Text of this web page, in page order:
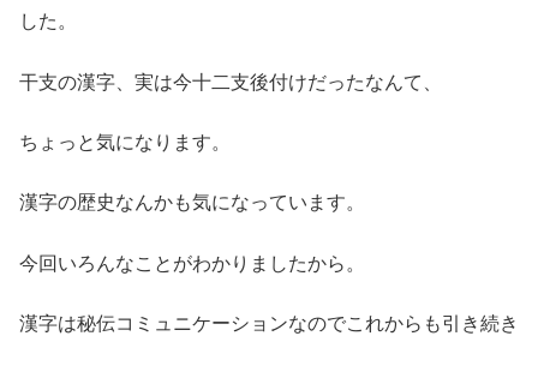
した。
干支の漢字、実は今十二支後付けだったなんて、
ちょっと気になります。
漢字の歴史なんかも気になっています。
今回いろんなことがわかりましたから。
漢字は秘伝コミュニケーションなのでこれからも引き続き